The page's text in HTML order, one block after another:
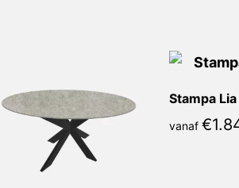
Stampa
vanaf €